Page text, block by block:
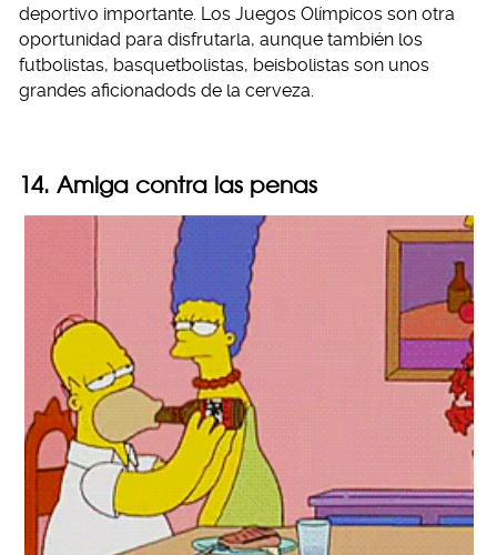
deportivo importante. Los Juegos Olímpicos son otra
oportunidad para disfrutarla, aunque también los
futbolistas, basquetbolistas, beisbolistas son unos
grandes aficionadods de la cerveza.
14. Amiga contra las penas